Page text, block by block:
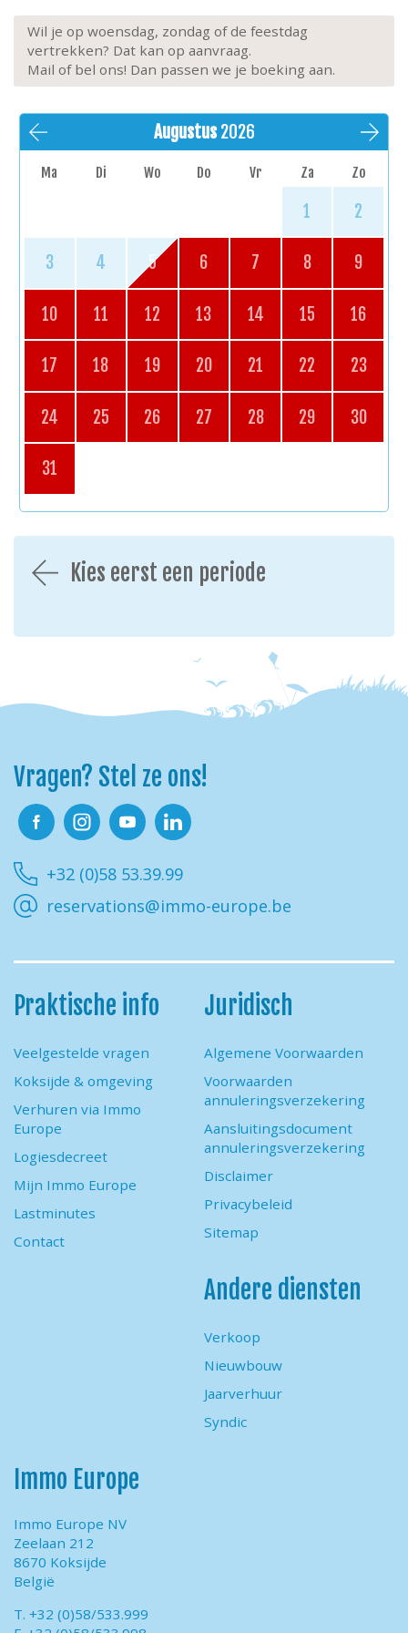
4 "loungeset" fauteuils + salontafel
Parkeerplaats:openlucht parkeerplaats op 100m
Extra's: lift, begane grond, niet-roken, huisdieren
toegelaten (max. 2), kinderbed, kinderwagen
Wil je op woensdag, zondag of de feestdag
vertrekken? Dat kan op aanvraag.
Mail of bel ons! Dan passen we je boeking aan.
Augustus 2026
Ma Di Wo Do Vr Za Zo
1 2
3 4 5 6 7 8 9
10 11 12 13 14 15 16
17 18 19 20 21 22 23
24 25 26 27 28 29 30
31
Kies eerst een periode
Vragen? Stel ze ons!
+32 (0)58 53.39.99
reservations@immo-europe.be
Praktische info
Veelgestelde vragen
Koksijde & omgeving
Verhuren via Immo
Europe
Logiesdecreet
Mijn Immo Europe
Lastminutes
Contact
Juridisch
Algemene Voorwaarden
Voorwaarden
annuleringsverzekering
Aansluitingsdocument
annuleringsverzekering
Disclaimer
Privacybeleid
Sitemap
Andere diensten
Verkoop
Nieuwbouw
Jaarverhuur
Syndic
Immo Europe
Immo Europe NV
Zeelaan 212
8670 Koksijde
België
T. +32 (0)58/533.999